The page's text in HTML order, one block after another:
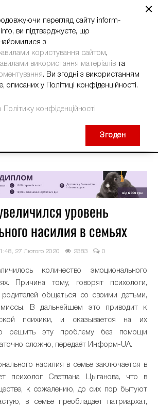
уровень
насилия в семьях
27 Лютого 2020 2383 0
количество эмоционального
Причина тому, говорят психологи,
родителей общаться со своими детьми,
В дальнейшем это приводит к
психики, и сказывается на их
решить эту проблему без помощи
сложно, передаёт Информ-UA.
насилия в семье заключается в
психолог Светлана Цыганова, что в
к сожалению, до сих пор бытуют
в семье преобладает патриархат,
×
перегляд сайту inform-
ви підтверджуєте, що
з
користування сайтом,
використання матеріалів та
. Ви згодні з використанням
описаних у Політиці конфіденційності.
конфіденційності
Згоден